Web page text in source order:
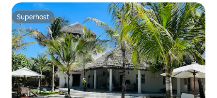
Superhost
Superhost